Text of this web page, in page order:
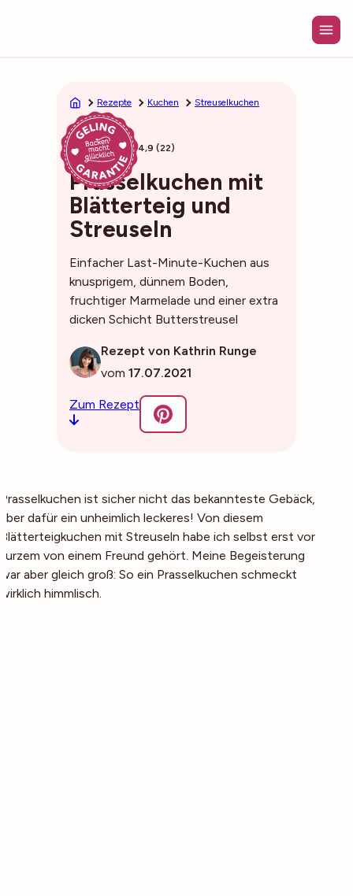
Rezepte Kuchen Streuselkuchen
40min 4,9 (22)
Prasselkuchen mit
Blätterteig und
Streuseln
Einfacher Last-Minute-Kuchen aus
knusprigem, dünnem Boden,
fruchtiger Marmelade und einer extra
dicken Schicht Butterstreusel
Rezept von Kathrin Runge
vom 17.07.2021
Zum Rezept
Prasselkuchen ist sicher nicht das bekannteste Gebäck,
aber dafür ein unheimlich leckeres! Von diesem
Blätterteigkuchen mit Streuseln habe ich selbst erst vor
kurzem von einem Freund gehört. Meine Begeisterung
war aber gleich groß: So ein Prasselkuchen schmeckt
wirklich himmlisch.